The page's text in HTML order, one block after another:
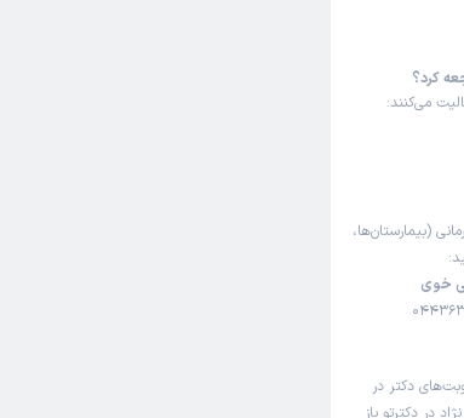
کرد؟
می‌کنند:
(بیمارستان‌ها،
خوی
دکتر در
در دکترتو باز